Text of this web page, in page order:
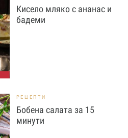
Кисело мляко с ананас и
бадеми
РЕЦЕПТИ
Бобена салата за 15
минути